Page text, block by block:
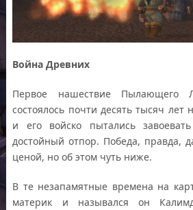
Война Древних
Первое нашествие Пылающего
состоялось почти десять тысяч лет
и его войско пытались
достойный отпор. Победа, правда,
ценой, но об этом чуть ниже.
В те незапамятные времена на
материк и назывался он